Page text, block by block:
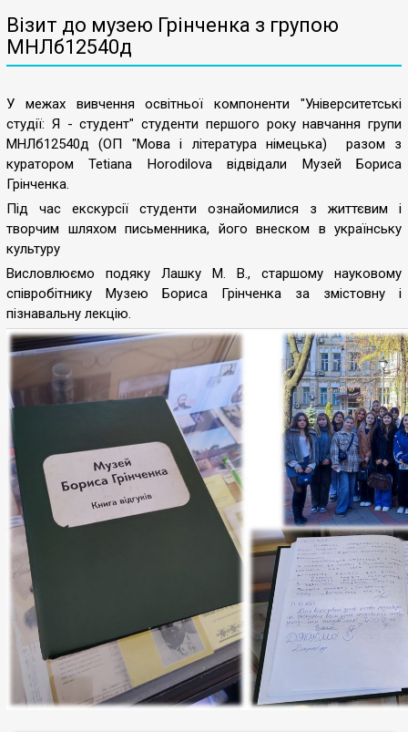
Візит до музею Грінченка з групою
МНЛб12540д
У межах вивчення освітньої компоненти "Університетські
студії: Я - студент" студенти першого року навчання групи
МНЛб12540д (ОП "Мова і література німецька) разом з
куратором Tetiana Horodilova відвідали Музей Бориса
Грінченка.
Під час екскурсії студенти ознайомилися з життєвим і
творчим шляхом письменника, його внеском в українську
культуру
Висловлюємо подяку Лашку М. В., старшому науковому
співробітнику Музею Бориса Грінченка за змістовну і
пізнавальну лекцію.